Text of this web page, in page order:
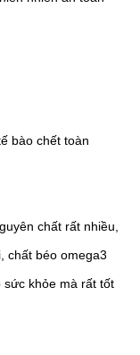
chết toàn
chất rất nhiều,
chất béo omega3
khỏe mà rất tốt